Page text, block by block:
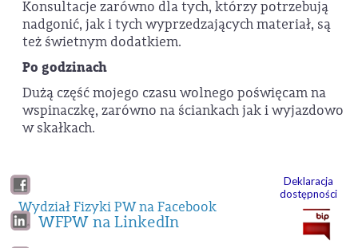
Konsultacje zarówno dla tych, którzy potrzebują
nadgonić, jak i tych wyprzedzających materiał, są
też świetnym dodatkiem.
Po godzinach
Dużą część mojego czasu wolnego poświęcam na
wspinaczkę, zarówno na ściankach jak i wyjazdowo
w skałkach.
Wydział Fizyki PW na Facebook
WFPW na LinkedIn
Deklaracja
dostępności